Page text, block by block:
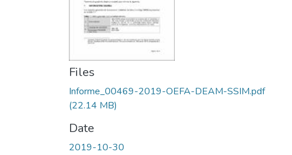
Files
Informe_00469-2019-OEFA-DEAM-SSIM.pdf
(22.14 MB)
Date
2019-10-30